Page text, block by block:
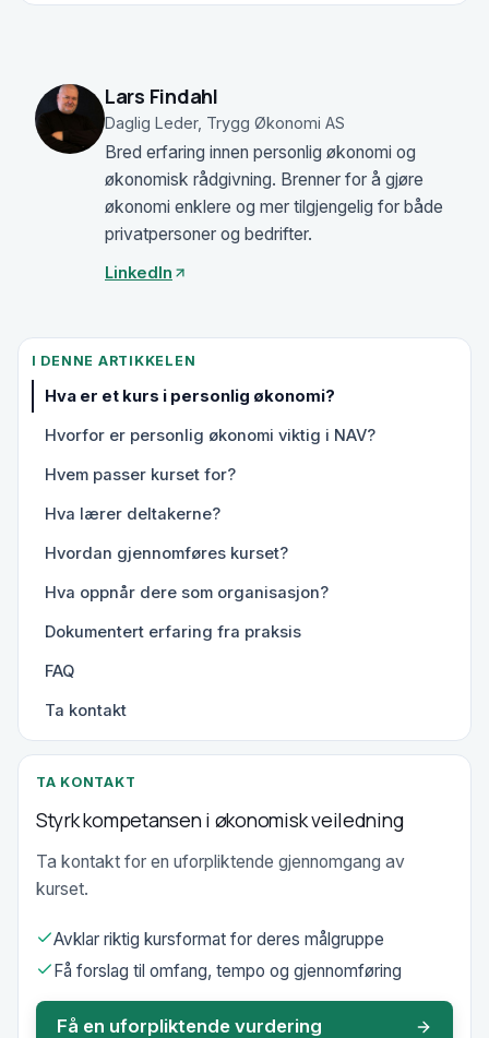
Lars Findahl
Daglig Leder, Trygg Økonomi AS
Bred erfaring innen personlig økonomi og
økonomisk rådgivning. Brenner for å gjøre
økonomi enklere og mer tilgjengelig for både
privatpersoner og bedrifter.
LinkedIn
I DENNE ARTIKKELEN
Hva er et kurs i personlig økonomi?
Hvorfor er personlig økonomi viktig i NAV?
Hvem passer kurset for?
Hva lærer deltakerne?
Hvordan gjennomføres kurset?
Hva oppnår dere som organisasjon?
Dokumentert erfaring fra praksis
FAQ
Ta kontakt
TA KONTAKT
Styrk kompetansen i økonomisk veiledning
Ta kontakt for en uforpliktende gjennomgang av
kurset.
Avklar riktig kursformat for deres målgruppe
Få forslag til omfang, tempo og gjennomføring
Få en uforpliktende vurdering